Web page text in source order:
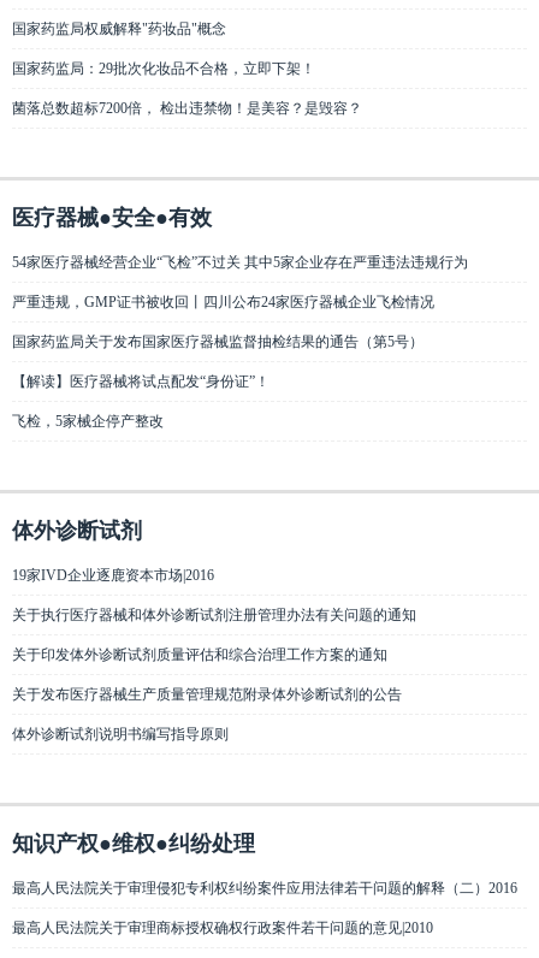
国家药监局权威解释"药妆品"概念
国家药监局：29批次化妆品不合格，立即下架！
菌落总数超标7200倍， 检出违禁物！是美容？是毁容？
医疗器械●安全●有效
54家医疗器械经营企业“飞检”不过关 其中5家企业存在严重违法违规行为
严重违规，GMP证书被收回丨四川公布24家医疗器械企业飞检情况
国家药监局关于发布国家医疗器械监督抽检结果的通告（第5号）
【解读】医疗器械将试点配发“身份证”！
飞检，5家械企停产整改
体外诊断试剂
19家IVD企业逐鹿资本市场|2016
关于执行医疗器械和体外诊断试剂注册管理办法有关问题的通知
关于印发体外诊断试剂质量评估和综合治理工作方案的通知
关于发布医疗器械生产质量管理规范附录体外诊断试剂的公告
体外诊断试剂说明书编写指导原则
知识产权●维权●纠纷处理
最高人民法院关于审理侵犯专利权纠纷案件应用法律若干问题的解释（二）2016
最高人民法院关于审理商标授权确权行政案件若干问题的意见|2010